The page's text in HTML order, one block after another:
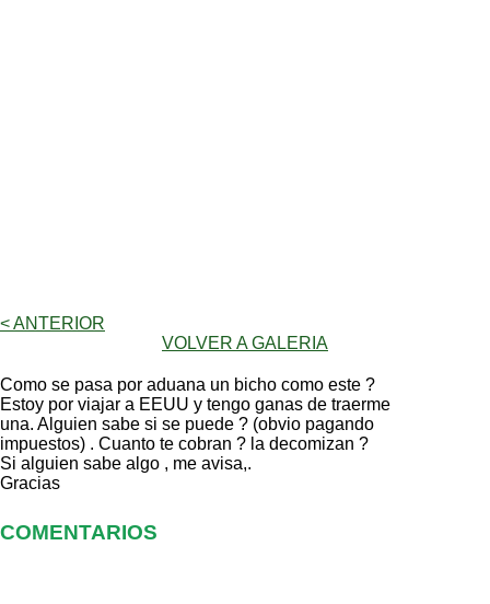
< ANTERIOR
VOLVER A GALERIA
Como se pasa por aduana un bicho como este ?
Estoy por viajar a EEUU y tengo ganas de traerme
una. Alguien sabe si se puede ? (obvio pagando
impuestos) . Cuanto te cobran ? la decomizan ?
Si alguien sabe algo , me avisa,.
Gracias
COMENTARIOS